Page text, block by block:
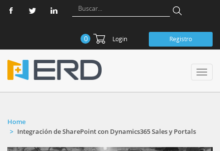
0 Login Registro
Home
Integración de SharePoint con Dynamics365 Sales y Portals